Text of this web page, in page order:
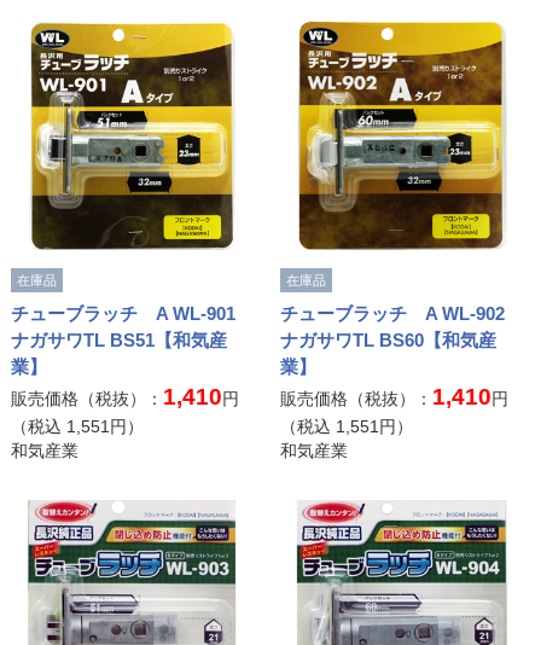
在庫品
チューブラッチ A WL-901
ナガサワTL BS51【和気産
業】
販売価格（税抜）： 1,410円
（税込 1,551円）
和気産業
在庫品
チューブラッチ A WL-902
ナガサワTL BS60【和気産
業】
販売価格（税抜）： 1,410円
（税込 1,551円）
和気産業